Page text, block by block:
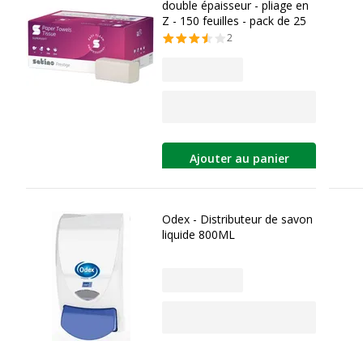
double épaisseur - pliage en
Z - 150 feuilles - pack de 25
2
Ajouter au panier
Odex - Distributeur de savon
liquide 800ML